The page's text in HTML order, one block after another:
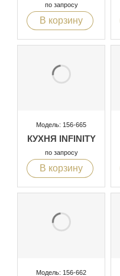
по запросу
В корзину
Модель: 156-665
КУХНЯ INFINITY
по запросу
В корзину
Модель: 156-662